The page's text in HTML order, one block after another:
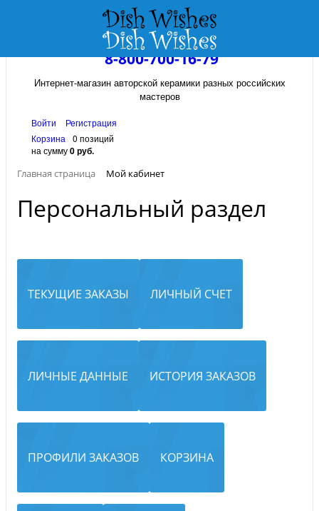
8-800-700-16-79
Интернет-магазин авторской керамики разных российских
мастеров
Войти
Регистрация
Корзина
0 позиций
на сумму0 руб.
Главная страница
Мой кабинет
Персональный раздел
ТЕКУЩИЕ ЗАКАЗЫ ЛИЧНЫЙ СЧЕТ
ЛИЧНЫЕ ДАННЫЕ ИСТОРИЯ ЗАКАЗОВ
ПРОФИЛИ ЗАКАЗОВ КОРЗИНА